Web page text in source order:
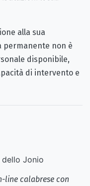
alla sua
permanente non è
disponibile,
di intervento e
dello Jonio
line calabrese con